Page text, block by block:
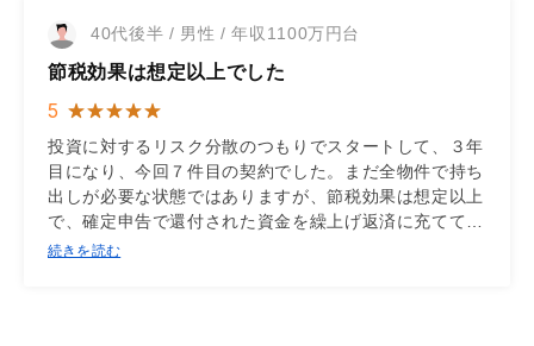
40代後半 / 男性 / 年収1100万円台
節税効果は想定以上でした
5
投資に対するリスク分散のつもりでスタートして、３年
目になり、今回７件目の契約でした。まだ全物件で持ち
出しが必要な状態ではありますが、節税効果は想定以上
で、確定申告で還付された資金を繰上げ返済に充てて、
キャッシュフローの改善を図っています。
続きを読む